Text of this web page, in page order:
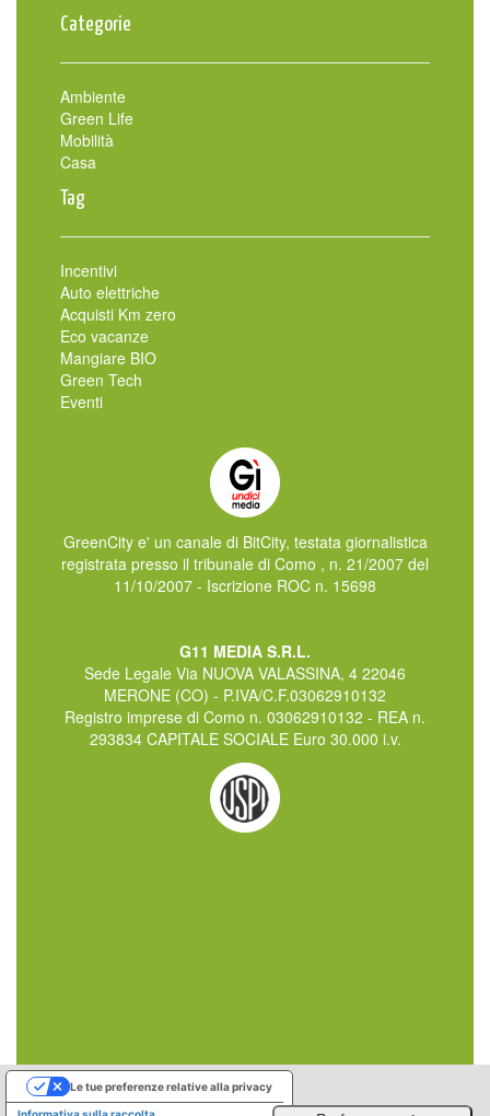
Categorie
Ambiente
Green Life
Mobilità
Casa
Tag
Incentivi
Auto elettriche
Acquisti Km zero
Eco vacanze
Mangiare BIO
Green Tech
Eventi
GreenCity e' un canale di BitCity, testata giornalistica
registrata presso il tribunale di Como , n. 21/2007 del
11/10/2007 - Iscrizione ROC n. 15698
G11 MEDIA S.R.L.
Sede Legale Via NUOVA VALASSINA, 4 22046
MERONE (CO) - P.IVA/C.F.03062910132
Registro imprese di Como n. 03062910132 - REA n.
293834 CAPITALE SOCIALE Euro 30.000 i.v.
Le tue preferenze relative alla privacy